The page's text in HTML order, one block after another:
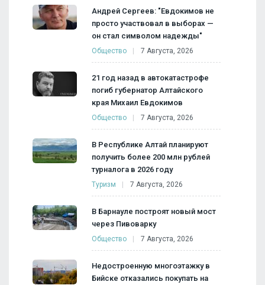
Андрей Сергеев: "Евдокимов не
просто участвовал в выборах —
он стал символом надежды"
Общество 7 Августа, 2026
21 год назад в автокатастрофе
погиб губернатор Алтайского
края Михаил Евдокимов
Общество 7 Августа, 2026
В Республике Алтай планируют
получить более 200 млн рублей
турналога в 2026 году
Туризм 7 Августа, 2026
В Барнауле построят новый мост
через Пивоварку
Общество 7 Августа, 2026
Недостроенную многоэтажку в
Бийске отказались покупать на